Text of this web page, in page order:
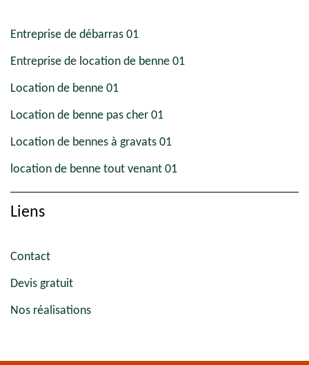
Entreprise de débarras 01
Entreprise de location de benne 01
Location de benne 01
Location de benne pas cher 01
Location de bennes à gravats 01
location de benne tout venant 01
Liens
Contact
Devis gratuit
Nos réalisations